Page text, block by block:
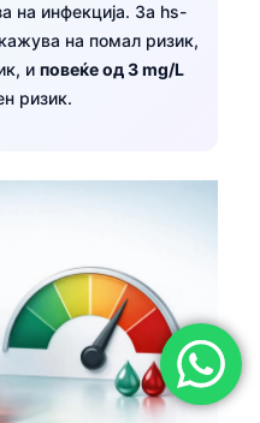
на инфекција. За hs-
на помал ризик,
и повеќе од 3 mg/L
ризик.